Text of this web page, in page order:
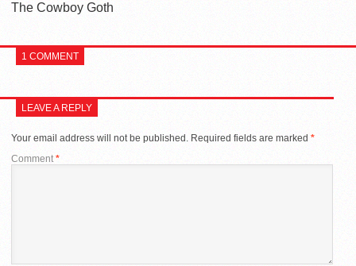
The Cowboy Goth
1 COMMENT
LEAVE A REPLY
Your email address will not be published. Required fields are marked *
Comment*